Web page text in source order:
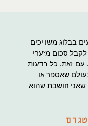
בבלוג משוייכים
לקבל סכום מזערי
עם זאת, כל הדעות
שאספר או
שאני חושבת שהוא